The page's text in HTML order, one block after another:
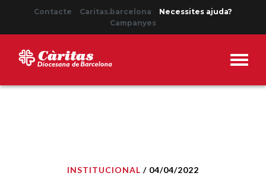
Contacte Caritas.barcelona
Necessites ajuda?
Campanyes
INSTITUCIONAL / 04/04/2022